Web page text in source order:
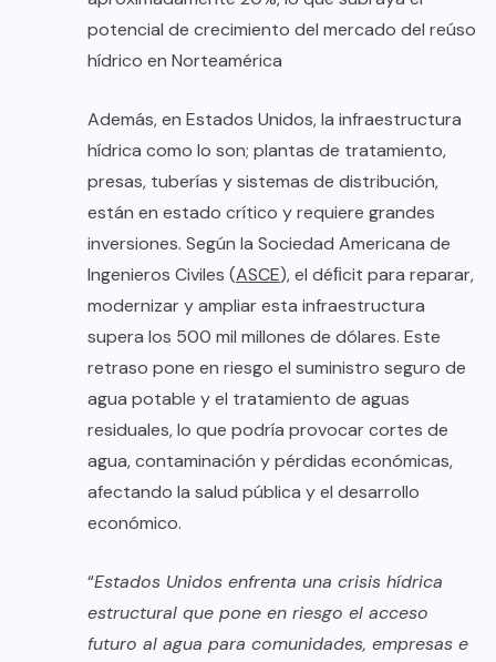
potencial de crecimiento del mercado del reúso
hídrico en Norteamérica
Además, en Estados Unidos, la infraestructura
hídrica como lo son; plantas de tratamiento,
presas, tuberías y sistemas de distribución,
están en estado crítico y requiere grandes
inversiones. Según la Sociedad Americana de
Ingenieros Civiles (ASCE), el déﬁcit para reparar,
modernizar y ampliar esta infraestructura
supera los 500 mil millones de dólares. Este
retraso pone en riesgo el suministro seguro de
agua potable y el tratamiento de aguas
residuales, lo que podría provocar cortes de
agua, contaminación y pérdidas económicas,
afectando la salud pública y el desarrollo
económico.
“Estados Unidos enfrenta una crisis hídrica
estructural que pone en riesgo el acceso
futuro al agua para comunidades, empresas e